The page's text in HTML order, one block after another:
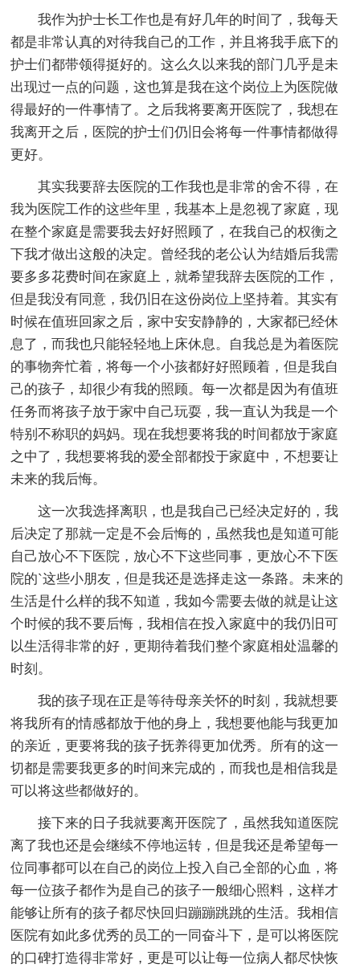
我作为护士长工作也是有好几年的时间了，我每天
都是非常认真的对待我自己的工作，并且将我手底下的
护士们都带领得挺好的。这么久以来我的部门几乎是未
出现过一点的问题，这也算是我在这个岗位上为医院做
得最好的一件事情了。之后我将要离开医院了，我想在
我离开之后，医院的护士们仍旧会将每一件事情都做得
更好。
其实我要辞去医院的工作我也是非常的舍不得，在
我为医院工作的这些年里，我基本上是忽视了家庭，现
在整个家庭是需要我去好好照顾了，在我自己的权衡之
下我才做出这般的决定。曾经我的老公认为结婚后我需
要多多花费时间在家庭上，就希望我辞去医院的工作，
但是我没有同意，我仍旧在这份岗位上坚持着。其实有
时候在值班回家之后，家中安安静静的，大家都已经休
息了，而我也只能轻轻地上床休息。自我总是为着医院
的事物奔忙着，将每一个小孩都好好照顾着，但是我自
己的孩子，却很少有我的照顾。每一次都是因为有值班
任务而将孩子放于家中自己玩耍，我一直认为我是一个
特别不称职的妈妈。现在我想要将我的时间都放于家庭
之中了，我想要将我的爱全部都投于家庭中，不想要让
未来的我后悔。
这一次我选择离职，也是我自己已经决定好的，我
后决定了那就一定是不会后悔的，虽然我也是知道可能
自己放心不下医院，放心不下这些同事，更放心不下医
院的`这些小朋友，但是我还是选择走这一条路。未来的
生活是什么样的我不知道，我如今需要去做的就是让这
个时候的我不要后悔，我相信在投入家庭中的我仍旧可
以生活得非常的好，更期待着我们整个家庭相处温馨的
时刻。
我的孩子现在正是等待母亲关怀的时刻，我就想要
将我所有的情感都放于他的身上，我想要他能与我更加
的亲近，更要将我的孩子抚养得更加优秀。所有的这一
切都是需要我更多的时间来完成的，而我也是相信我是
可以将这些都做好的。
接下来的日子我就要离开医院了，虽然我知道医院
离了我也还是会继续不停地运转，但是我还是希望每一
位同事都可以在自己的岗位上投入自己全部的心血，将
每一位孩子都作为是自己的孩子一般细心照料，这样才
能够让所有的孩子都尽快回归蹦蹦跳跳的生活。我相信
医院有如此多优秀的员工的一同奋斗下，是可以将医院
的口碑打造得非常好，更是可以让每一位病人都尽快恢